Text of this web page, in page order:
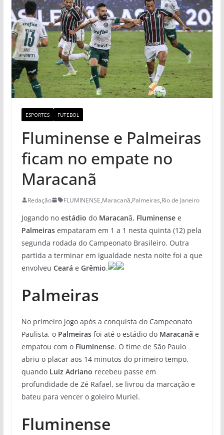
ESPORTES FUTEBOL
Fluminense e Palmeiras
ficam no empate no
Maracanã
Redação FLUMINENSE,Maracanã,Palmeiras,Rio de Janeiro
Jogando no estádio do Maracanã, Fluminense e
Palmeiras empataram em 1 a 1 nesta quinta (12) pela
segunda rodada do Campeonato Brasileiro. Outra
partida a terminar em igualdade nesta noite foi a que
envolveu Ceará e Grêmio.
Palmeiras
No primeiro jogo após a conquista do Campeonato
Paulista, o Palmeirasfoi até o estádio do Maracanã e
empatou com o Fluminense. O time de São Paulo
abriu o placar aos 14 minutos do primeiro tempo,
quandoLuiz Adriano recebeu passe em
profundidade de Zé Rafael, se livrou da marcação e
bateu para vencer o goleiro Muriel.
Fluminense